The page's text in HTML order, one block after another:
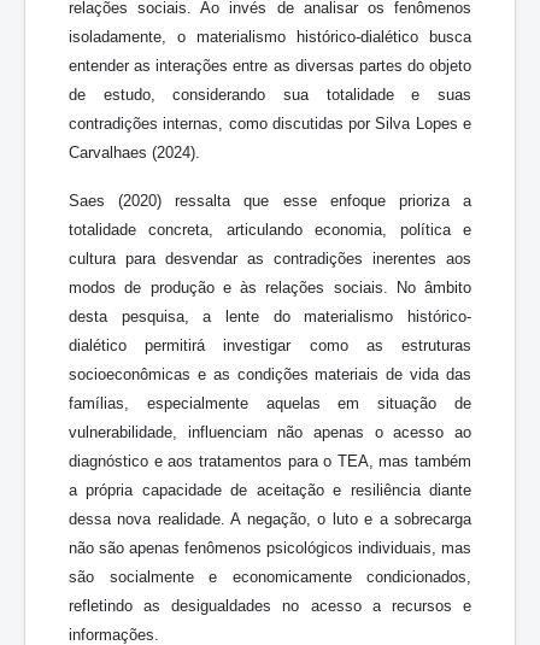
relações sociais. Ao invés de analisar os fenômenos
isoladamente, o materialismo histórico-dialético busca
entender as interações entre as diversas partes do objeto
de estudo, considerando sua totalidade e suas
contradições internas, como discutidas por Silva Lopes e
Carvalhaes (2024).
Saes (2020) ressalta que esse enfoque prioriza a
totalidade concreta, articulando economia, política e
cultura para desvendar as contradições inerentes aos
modos de produção e às relações sociais. No âmbito
desta pesquisa, a lente do materialismo histórico-
dialético permitirá investigar como as estruturas
socioeconômicas e as condições materiais de vida das
famílias, especialmente aquelas em situação de
vulnerabilidade, influenciam não apenas o acesso ao
diagnóstico e aos tratamentos para o TEA, mas também
a própria capacidade de aceitação e resiliência diante
dessa nova realidade. A negação, o luto e a sobrecarga
não são apenas fenômenos psicológicos individuais, mas
são socialmente e economicamente condicionados,
refletindo as desigualdades no acesso a recursos e
informações.